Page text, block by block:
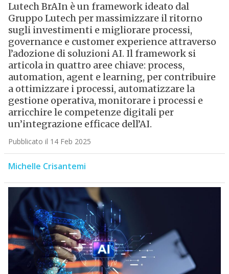
Lutech BrAIn è un framework ideato dal
Gruppo Lutech per massimizzare il ritorno
sugli investimenti e migliorare processi,
governance e customer experience attraverso
l’adozione di soluzioni AI. Il framework si
articola in quattro aree chiave: process,
automation, agent e learning, per contribuire
a ottimizzare i processi, automatizzare la
gestione operativa, monitorare i processi e
arricchire le competenze digitali per
un’integrazione efficace dell’AI.
Pubblicato il 14 Feb 2025
Michelle Crisantemi